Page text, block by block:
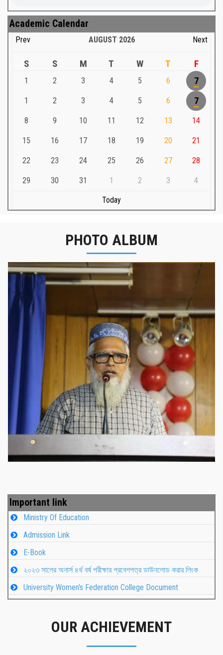
Academic Calendar
Prev AUGUST 2026 Next
S S M T W T F
1 2 3 4 5 6 7
1 2 3 4 5 6 7
8 9 10 11 12 13 14
15 16 17 18 19 20 21
22 23 24 25 26 27 28
29 30 31 1 2 3 4
Today
PHOTO ALBUM
নবীনবরণ - ২০২৫
Important link
Ministry Of Education
Admission Link
E-Book
২০২৩ সালের অনার্স ৪র্থ বর্ষ পরীক্ষার প্রবেশপত্র ডাউনলোড করার লিংক
University Women's Federation College Document
OUR ACHIEVEMENT